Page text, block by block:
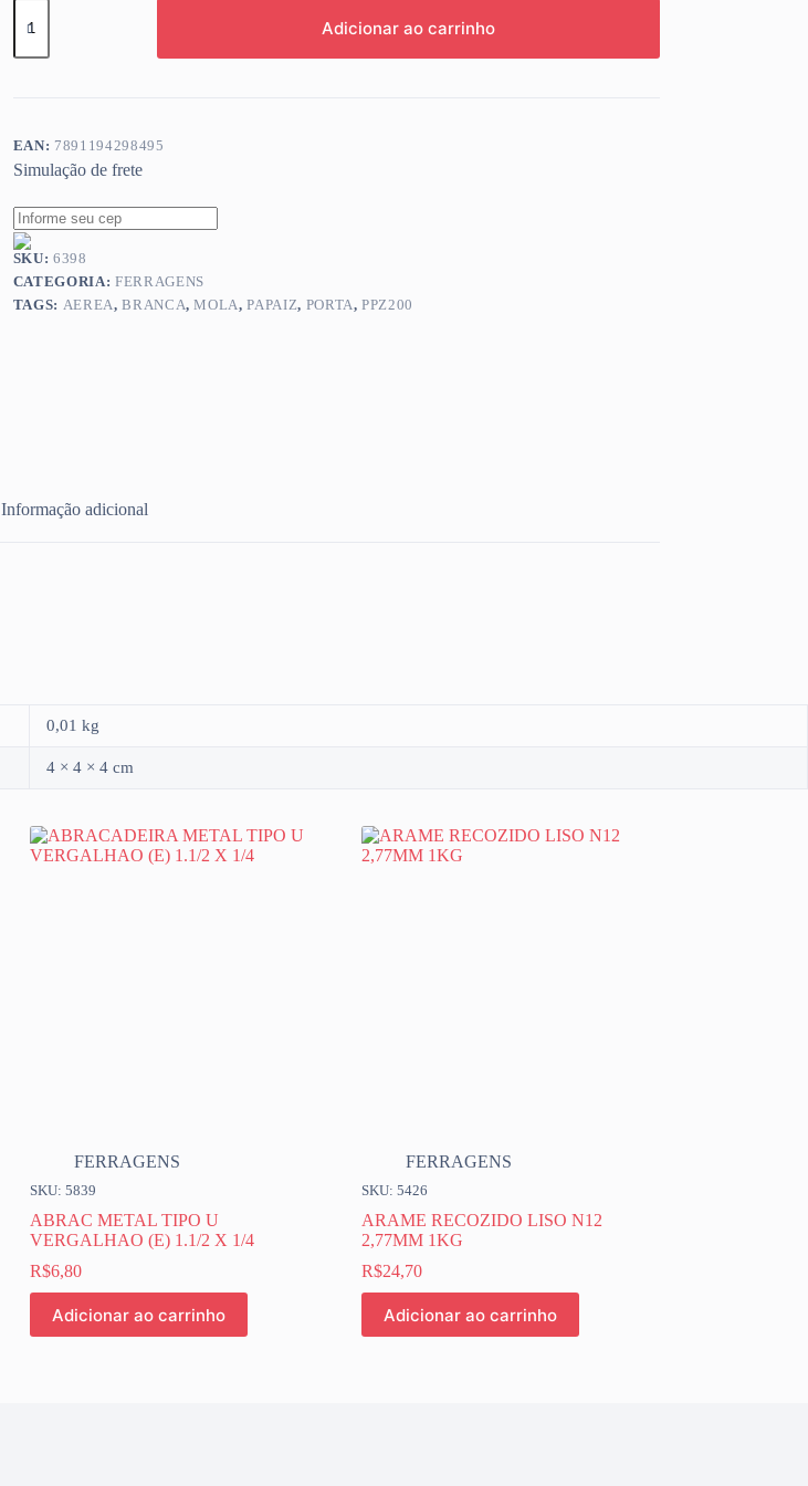
MOLA
PORTA
BRANCA
Adicionar ao carrinho
EAN: 7891194298495
Simulação de frete
SKU:6398
CATEGORIA: FERRAGENS
TAGS: AEREA,BRANCA,MOLA,PAPAIZ, PORTA,PPZ200
Informação adicional
0,01 kg
4 × 4 × 4 cm
FERRAGENS
SKU: 5839
ABRAC METAL TIPO U
VERGALHAO (E) 1.1/2 X 1/4
R$6,80
Adicionar ao carrinho
FERRAGENS
SKU: 5426
ARAME RECOZIDO LISO N12
2,77MM 1KG
R$24,70
Adicionar ao carrinho